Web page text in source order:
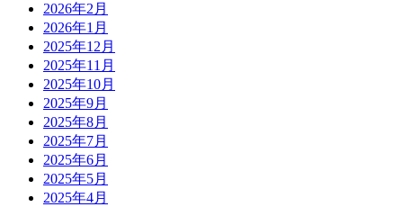
2026年2月
2026年1月
2025年12月
2025年11月
2025年10月
2025年9月
2025年8月
2025年7月
2025年6月
2025年5月
2025年4月